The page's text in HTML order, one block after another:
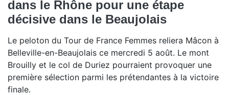
dans le Rhône pour une étape
décisive dans le Beaujolais
Le peloton du Tour de France Femmes reliera Mâcon à
Belleville-en-Beaujolais ce mercredi 5 août. Le mont
Brouilly et le col de Duriez pourraient provoquer une
première sélection parmi les prétendantes à la victoire
finale.